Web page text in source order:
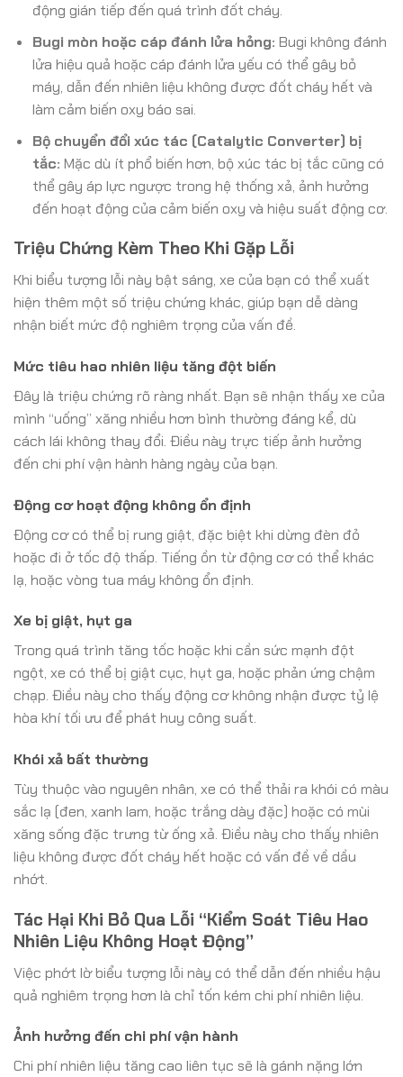
động gián tiếp đến quá trình đốt cháy.
Bugi mòn hoặc cáp đánh lửa hỏng: Bugi không đánh
lửa hiệu quả hoặc cáp đánh lửa yếu có thể gây bỏ
máy, dẫn đến nhiên liệu không được đốt cháy hết và
làm cảm biến oxy báo sai.
Bộ chuyển đổi xúc tác (Catalytic Converter) bị
tắc: Mặc dù ít phổ biến hơn, bộ xúc tác bị tắc cũng có
thể gây áp lực ngược trong hệ thống xả, ảnh hưởng
đến hoạt động của cảm biến oxy và hiệu suất động cơ.
Triệu Chứng Kèm Theo Khi Gặp Lỗi
Khi biểu tượng lỗi này bật sáng, xe của bạn có thể xuất
hiện thêm một số triệu chứng khác, giúp bạn dễ dàng
nhận biết mức độ nghiêm trọng của vấn đề.
Mức tiêu hao nhiên liệu tăng đột biến
Đây là triệu chứng rõ ràng nhất. Bạn sẽ nhận thấy xe của
mình “uống” xăng nhiều hơn bình thường đáng kể, dù
cách lái không thay đổi. Điều này trực tiếp ảnh hưởng
đến chi phí vận hành hàng ngày của bạn.
Động cơ hoạt động không ổn định
Động cơ có thể bị rung giật, đặc biệt khi dừng đèn đỏ
hoặc đi ở tốc độ thấp. Tiếng ồn từ động cơ có thể khác
lạ, hoặc vòng tua máy không ổn định.
Xe bị giật, hụt ga
Trong quá trình tăng tốc hoặc khi cần sức mạnh đột
ngột, xe có thể bị giật cục, hụt ga, hoặc phản ứng chậm
chạp. Điều này cho thấy động cơ không nhận được tỷ lệ
hòa khí tối ưu để phát huy công suất.
Khói xả bất thường
Tùy thuộc vào nguyên nhân, xe có thể thải ra khói có màu
sắc lạ (đen, xanh lam, hoặc trắng dày đặc) hoặc có mùi
xăng sống đặc trưng từ ống xả. Điều này cho thấy nhiên
liệu không được đốt cháy hết hoặc có vấn đề về dầu
nhớt.
Tác Hại Khi Bỏ Qua Lỗi “Kiểm Soát Tiêu Hao
Nhiên Liệu Không Hoạt Động”
Việc phớt lờ biểu tượng lỗi này có thể dẫn đến nhiều hậu
quả nghiêm trọng hơn là chỉ tốn kém chi phí nhiên liệu.
Ảnh hưởng đến chi phí vận hành
Chi phí nhiên liệu tăng cao liên tục sẽ là gánh nặng lớn